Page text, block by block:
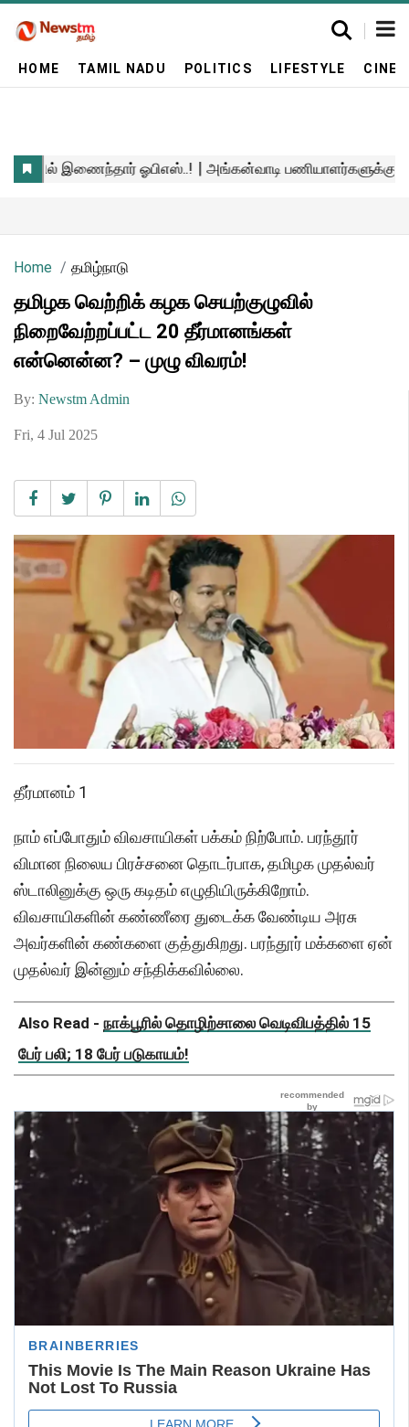
HOME TAMIL NADU POLITICS LIFESTYLE
Home தமிழ்நாடு
தமிழக வெற்றிக் கழக செயற்குழுவில்
நிறைவேற்றப்பட்ட 20 தீர்மானங்கள்
என்னென்ன? – முழு விவரம்!
By: Newstm Admin
Fri, 4 Jul 2025
தீர்மானம் 1
நாம் எப்போதும் விவசாயிகள் பக்கம் நிற்போம். பரந்தூர்
விமான நிலைய பிரச்சனை தொடர்பாக, தமிழக முதல்வர்
ஸ்டாலினுக்கு ஒரு கடிதம் எழுதியிருக்கிறோம்.
விவசாயிகளின் கண்ணீரை துடைக்க வேண்டிய அரசு
அவர்களின் கண்களை குத்துகிறது. பரந்தூர் மக்களை ஏன்
முதல்வர் இன்னும் சந்திக்கவில்லை.
Also Read - நாக்பூரில் தொழிற்சாலை வெடிவிபத்தில் 15
பேர் பலி; 18 பேர் படுகாயம்!